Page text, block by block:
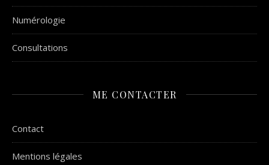
Numérologie
Consultations
ME CONTACTER
Contact
Mentions légales